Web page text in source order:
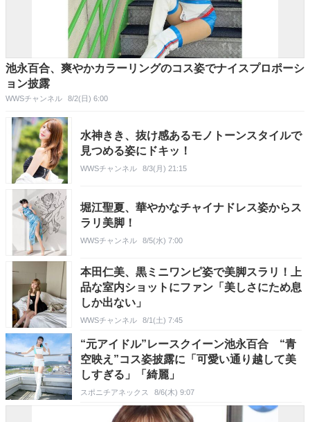
池永百合、爽やかカラーリングのコス姿でナイスプロポーシ
ョン披露
WWSチャンネル 8/2(日) 6:00
水神きき、抜け感あるモノトーンスタイルで
見つめる姿にドキッ！
WWSチャンネル 8/3(月) 21:15
堀江聖夏、華やかなチャイナドレス姿からス
ラリ美脚！
WWSチャンネル 8/5(水) 7:00
本田仁美、黒ミニワンピ姿で美脚スラリ！上
品な室内ショットにファン「美しさにため息
しか出ない」
WWSチャンネル 8/1(土) 7:45
“元アイドル”レースクイーン池永百合 “青
空映え”コス姿披露に「可愛い通り越して美
しすぎる」「綺麗」
スポニチアネックス 8/6(木) 9:07